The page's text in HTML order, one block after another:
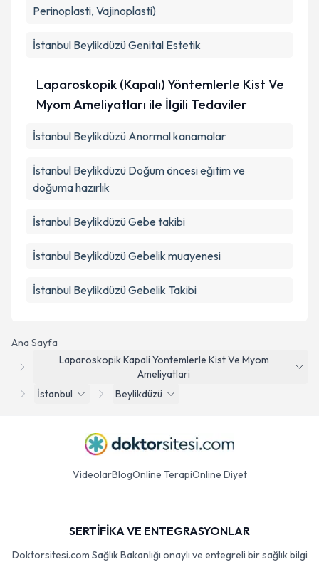
Ana Sayfa
Laparoskopik Kapali Yontemlerle Kist Ve Myom
Ameliyatlari
İstanbul
Beylikdüzü
Perinoplasti, Vajinoplasti)
İstanbul Beylikdüzü Genital Estetik
Laparoskopik (Kapalı) Yöntemlerle Kist Ve
Myom Ameliyatları ile İlgili Tedaviler
İstanbul Beylikdüzü Anormal kanamalar
İstanbul Beylikdüzü Doğum öncesi eğitim ve
doğuma hazırlık
İstanbul Beylikdüzü Gebe takibi
İstanbul Beylikdüzü Gebelik muayenesi
İstanbul Beylikdüzü Gebelik Takibi
VideolarBlogOnline TerapiOnline Diyet
SERTİFİKA VE ENTEGRASYONLAR
Doktorsitesi.com Sağlık Bakanlığı onaylı ve entegreli bir sağlık bilgi